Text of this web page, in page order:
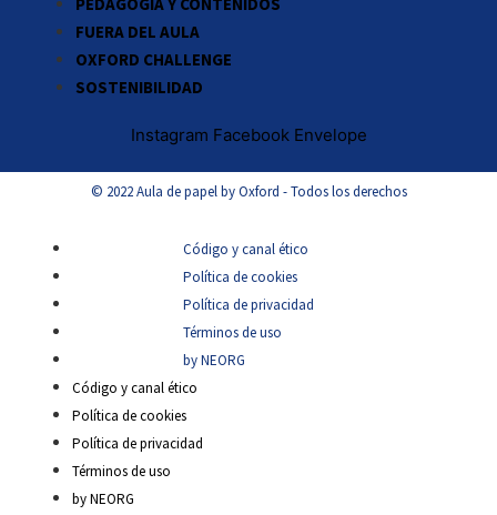
FUERA DEL AULA
OXFORD CHALLENGE
SOSTENIBILIDAD
Instagram Facebook Envelope
© 2022 Aula de papel by Oxford - Todos los derechos
Código y canal ético
Política de cookies
Política de privacidad
Términos de uso
by NEORG
Código y canal ético
Política de cookies
Política de privacidad
Términos de uso
by NEORG